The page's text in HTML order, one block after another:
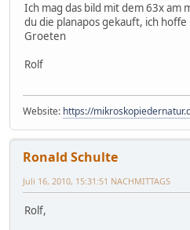
Ich mag das bild mit dem 63x am
du die planapos gekauft, ich
Groeten
Rolf
Website: https://
Ronald Schulte
Juli 16, 2010, 15:31:51 NACHMITTAGS
Rolf,